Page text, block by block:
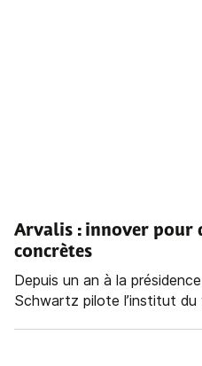
Arvalis : innover pour
concrètes
Depuis un an à la
Schwartz pilote l’institut du